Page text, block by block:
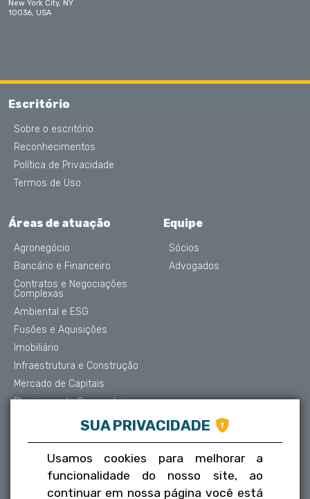
New York City, NY
10036, USA
Escritório
Sobre o escritório
Reconhecimentos
Política de Privacidade
Termos de Uso
Áreas de atuação
Agronegócio
Bancário e Financeiro
Contratos e Negociações
Complexas
Ambiental e ESG
Fusões e Aquisições
Imobiliário
Infraestrutura e Construção
Mercado de Capitais
Planejamento Sucessório
Contencioso e Arbitragem
Societário
Trabalhista
Tributário
Equipe
Sócios
Advogados
SUA PRIVACIDADE
Usamos cookies para melhorar a
funcionalidade do nosso site, ao
continuar em nossa página você está